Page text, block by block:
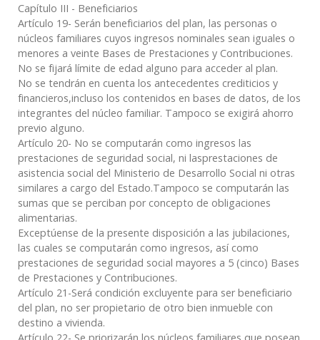
Capítulo III - Beneficiarios
Artículo 19- Serán beneficiarios del plan, las personas o
núcleos familiares cuyos ingresos nominales sean iguales o
menores a veinte Bases de Prestaciones y Contribuciones.
No se fijará límite de edad alguno para acceder al plan.
No se tendrán en cuenta los antecedentes crediticios y
financieros,incluso los contenidos en bases de datos, de los
integrantes del núcleo familiar. Tampoco se exigirá ahorro
previo alguno.
Artículo 20- No se computarán como ingresos las
prestaciones de seguridad social, ni lasprestaciones de
asistencia social del Ministerio de Desarrollo Social ni otras
similares a cargo del Estado.Tampoco se computarán las
sumas que se perciban por concepto de obligaciones
alimentarias.
Exceptúense de la presente disposición a las jubilaciones,
las cuales se computarán como ingresos, así como
prestaciones de seguridad social mayores a 5 (cinco) Bases
de Prestaciones y Contribuciones.
Artículo 21-Será condición excluyente para ser beneficiario
del plan, no ser propietario de otro bien inmueble con
destino a vivienda.
Artículo 22- Se priorizarán los núcleos familiares que posean